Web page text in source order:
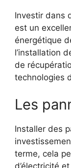
Investir dans
est un
énergétique
l’installation
de
technologies
Les
Installer des
terme, cela